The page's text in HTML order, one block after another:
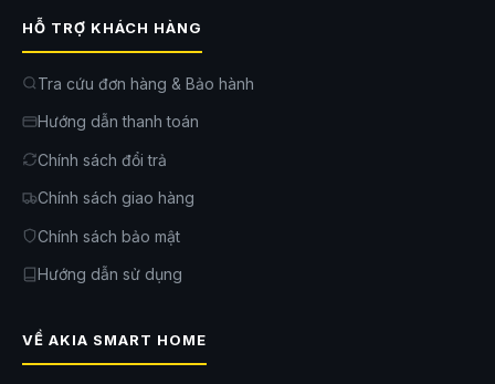
HỖ TRỢ KHÁCH HÀNG
Tra cứu đơn hàng & Bảo hành
Hướng dẫn thanh toán
Chính sách đổi trả
Chính sách giao hàng
Chính sách bảo mật
Hướng dẫn sử dụng
VỀ AKIA SMART HOME